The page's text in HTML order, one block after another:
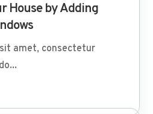
House by Adding
amet, consectetur